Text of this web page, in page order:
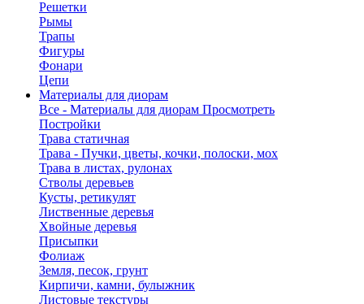
Решетки
Рымы
Трапы
Фигуры
Фонари
Цепи
Материалы для диорам
Все - Материалы для диорам Просмотреть
Постройки
Трава статичная
Трава - Пучки, цветы, кочки, полоски, мох
Трава в листах, рулонах
Стволы деревьев
Кусты, ретикулят
Лиственные деревья
Хвойные деревья
Присыпки
Фолиаж
Земля, песок, грунт
Кирпичи, камни, булыжник
Листовые текстуры